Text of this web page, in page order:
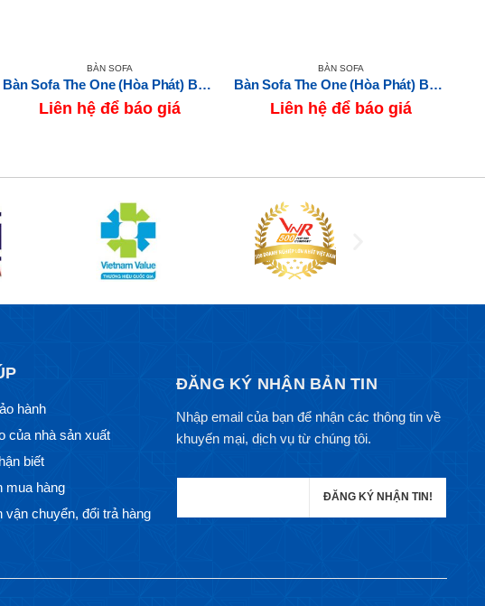
BÀN SOFA
Bàn Sofa The One (Hòa Phát) BSF84
Liên hệ để báo giá
BÀN SOFA
Bàn Sofa The One (Hòa Phát) BSF402
Liên hệ để báo giá
hành
của nhà sản xuất
biết
mua hàng
vận chuyển, đổi trả hàng
ĐĂNG KÝ NHẬN BẢN TIN
Nhập email của bạn để nhận các thông tin về
khuyến mại, dịch vụ từ chúng tôi.